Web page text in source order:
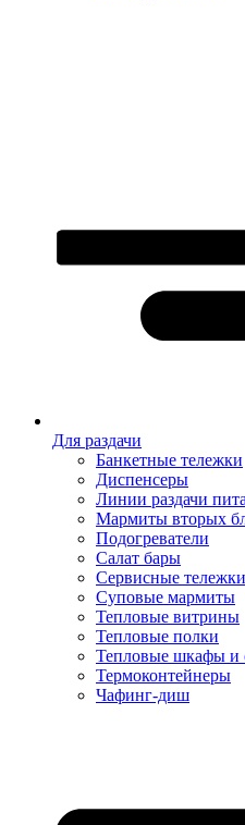
Для раздачи
Банкетные тележки
Диспенсеры
Линии раздачи
Мармиты вторых
Подогреватели
Салат бары
Сервисные тележки
Суповые мармиты
Тепловые витрины
Тепловые полки
Тепловые шкафы и
Термоконтейнеры
Чафинг-диш